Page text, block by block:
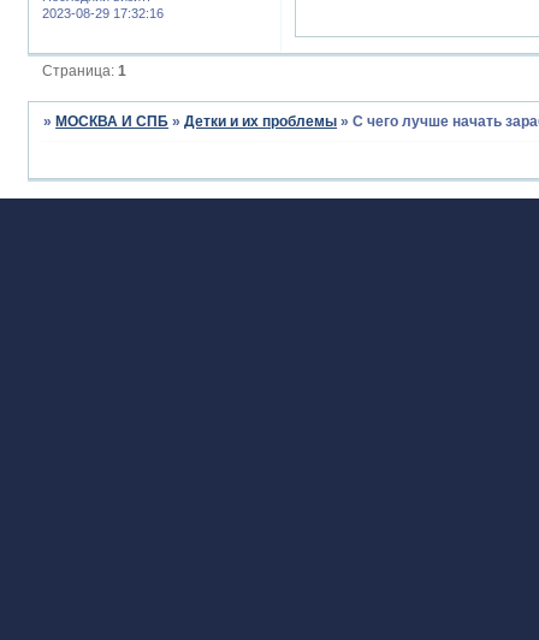
2023-08-29 17:32:16
Страница:1
» МОСКВА И СПБ »Детки и их проблемы »С чего лучше начать